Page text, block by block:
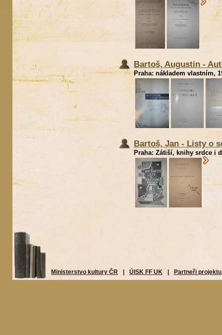
Bartoš, Augustin -
Praha: nákladem vlastním,
Bartoš, Jan - Listy o
Praha: Zátiší, knihy srdce i
Ministerstvo kultury ČR ÚISK FF UK Partneři projektu